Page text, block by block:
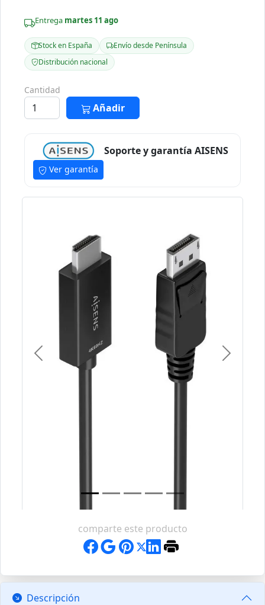
Entrega martes 11 ago
Stock en España
Envío desde Península
Distribución nacional
Cantidad
Añadir
Soporte y garantía AISENS
Ver garantía
Previous Next
comparte este producto
Descripción